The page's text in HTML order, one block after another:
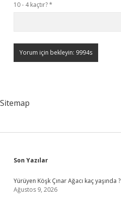
10 - 4 kaçtır?*
Sitemap
Sidebar
Son Yazılar
Yürüyen Köşk Çınar Ağacı kaç yaşında ?
Ağustos 9, 2026